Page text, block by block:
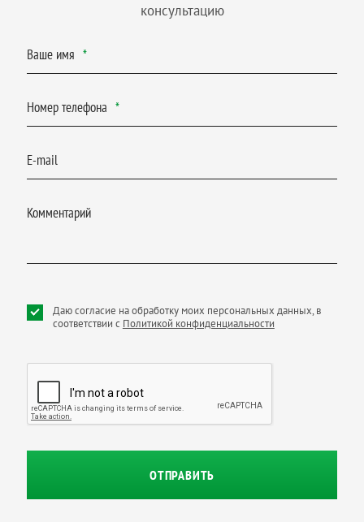
консультацию
Ваше имя
Номер телефона
E-mail
Комментарий
Даю согласие на обработку моих персональных данных, в
соответствии с Политикой конфиденциальности
ОТПРАВИТЬ